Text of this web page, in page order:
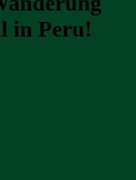
in Peru!